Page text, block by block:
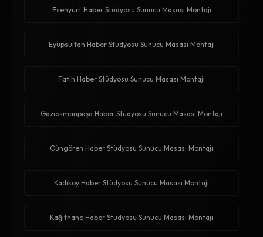
Esenyurt Haber Stüdyosu Sunucu Masası Montajı
Eyüpsultan Haber Stüdyosu Sunucu Masası Montajı
Fatih Haber Stüdyosu Sunucu Masası Montajı
Gaziosmanpaşa Haber Stüdyosu Sunucu Masası Montajı
Güngören Haber Stüdyosu Sunucu Masası Montajı
Kadıköy Haber Stüdyosu Sunucu Masası Montajı
Kağıthane Haber Stüdyosu Sunucu Masası Montajı